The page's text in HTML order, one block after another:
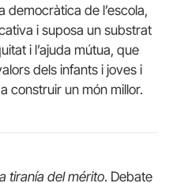
democràtica de l’escola,
i suposa un substrat
i l’ajuda mútua, que
dels infants i joves i
construir un món millor.
tiranía del mérito. Debate